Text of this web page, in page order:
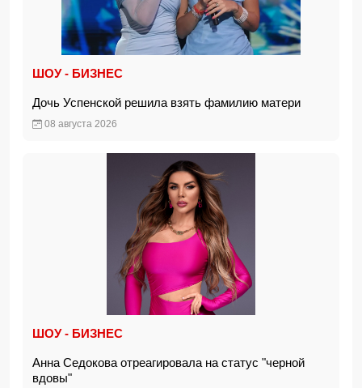
ШОУ - БИЗНЕС
Дочь Успенской решила взять фамилию матери
08 августа 2026
ШОУ - БИЗНЕС
Анна Седокова отреагировала на статус "черной
вдовы"